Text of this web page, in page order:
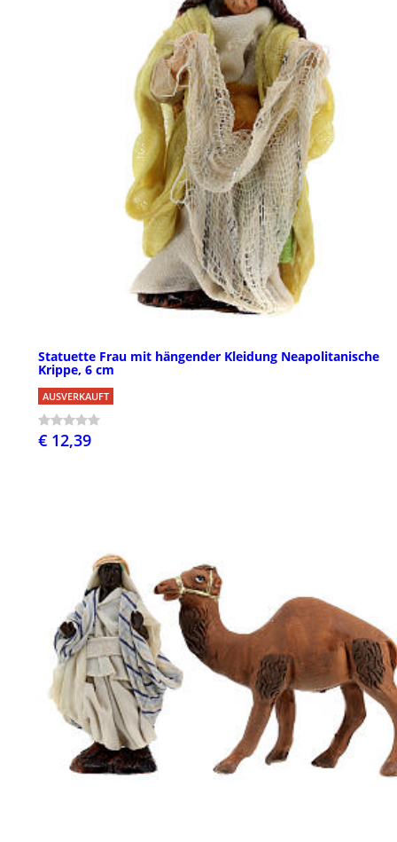
Statuette Frau mit hängender Kleidung Neapolitanische
Krippe, 6 cm
AUSVERKAUFT
€ 12,39